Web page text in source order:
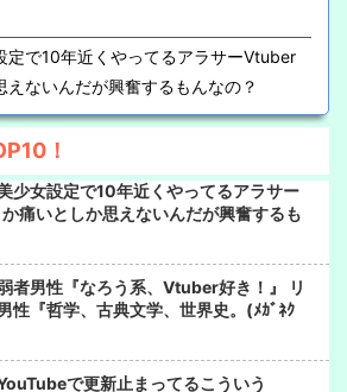
定で10年近くやってるアラサーVtuber
えないんだが興奮するもんなの？
！
美少女設定で10年近くやってるアラサー
痛いとしか思えないんだが興奮するも
者男性『なろう系、Vtuber好き！』 リ
性『哲学、古典文学、世界史。(ﾒｶﾞﾈｸ
で更新止まってるこういう